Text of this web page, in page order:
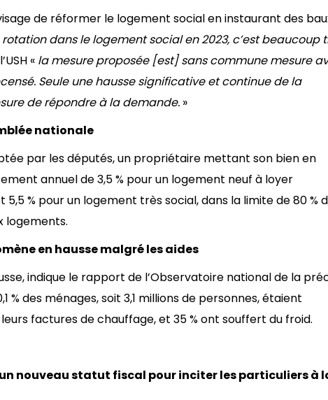
de réformer le logement social en instaurant des
rotation dans le logement social en 2023, c’est beaucoup
« la mesure proposée [est] sans commune mesure
Seule une hausse significative et continue de la
de répondre à la demande. »
nationale
par les députés, un propriétaire mettant son bien en
annuel de 3,5 % pour un logement neuf à loyer
% pour un logement très social, dans la limite de 80 %
logements.
en hausse malgré les aides
indique le rapport de l’Observatoire national de la
% des ménages, soit 3,1 millions de personnes, étaient
factures de chauffage, et 35 % ont souffert du froid.
nouveau statut fiscal pour inciter les particuliers à